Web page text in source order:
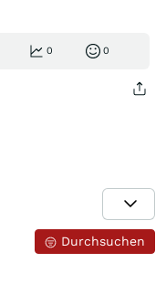
0 0
Durchsuchen